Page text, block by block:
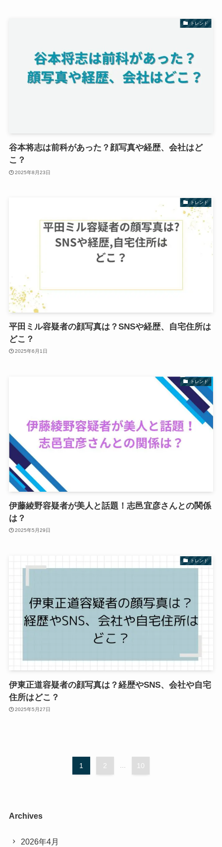
トレンド
谷本将志は前科があった？顔写真や経歴、会社はど
こ？
2025年8月23日
トレンド
平田ミル容疑者の顔写真は？SNSや経歴、自宅住所は
どこ？
2025年6月1日
トレンド
伊藤綾野容疑者が美人と話題！志邑宜彦さんとの関係
は？
2025年5月29日
トレンド
伊東正道容疑者の顔写真は？経歴やSNS、会社や自宅
住所はどこ？
2025年5月27日
1 2 ... 10
Archives
2026年4月